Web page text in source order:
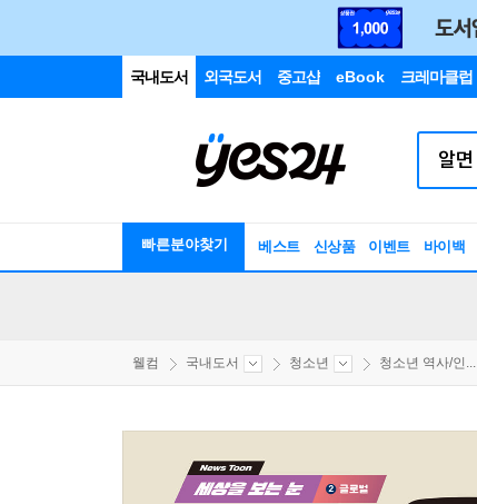
국내도서 외국도서 중고샵 eBook 크레마클럽
빠른분야찾기 베스트 신상품 이벤트 바이백
웰컴 국내도서 청소년 청소년 역사/인...